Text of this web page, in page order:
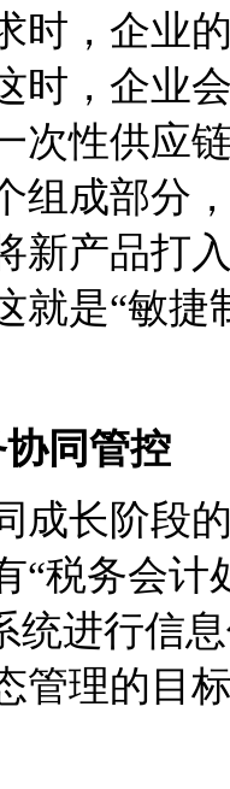
时，企业
时，企业
次性供应
组成部分
新产品打
就是“敏捷
同管控
长阶段的
“税务会计
统进行信
管理的目